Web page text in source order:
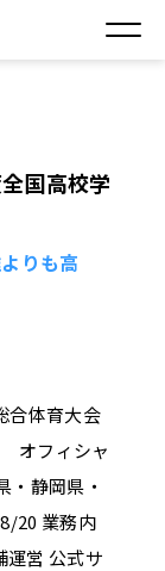
国高校学
りも高
合体育大会
オフィシャ
・静岡県・
20 業務内
運営 公式サ